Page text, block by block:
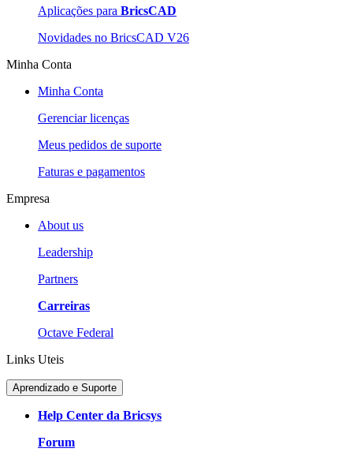
Aplicações para BricsCAD
Novidades no BricsCAD V26
Minha Conta
Minha Conta
Gerenciar licenças
Meus pedidos de suporte
Faturas e pagamentos
Empresa
About us
Leadership
Partners
Carreiras
Octave Federal
Links Uteis
Aprendizado e Suporte
Help Center da Bricsys
Forum